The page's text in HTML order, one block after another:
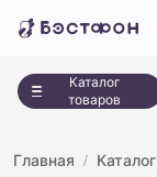
Каталог
товаров
Главная Каталог